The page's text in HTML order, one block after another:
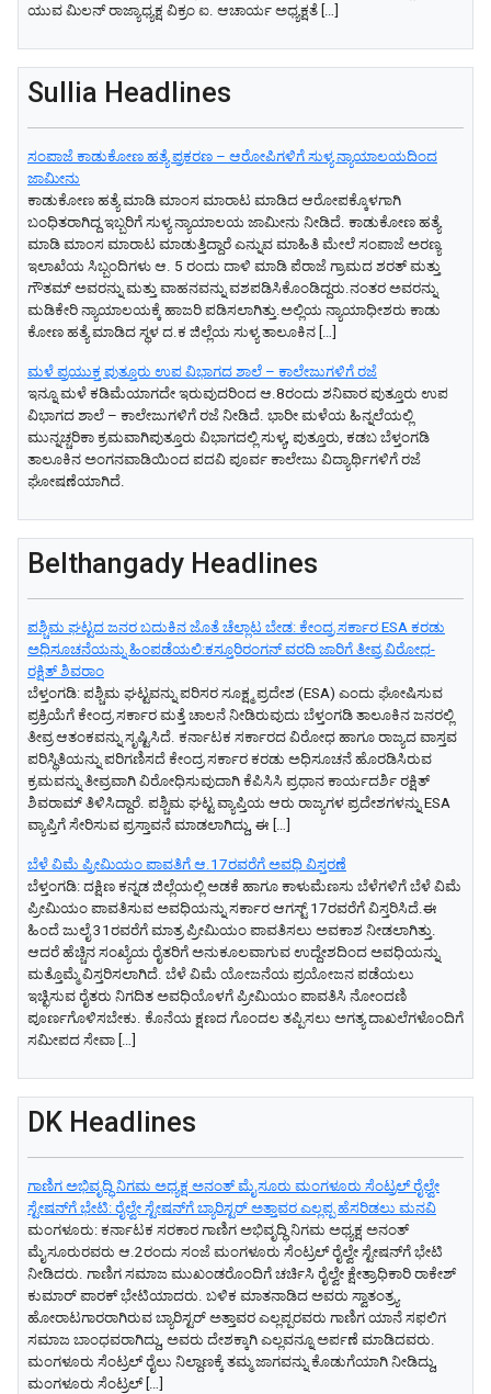
ಯುವ ಮಿಲನ್‌ ರಾಜ್ಯಾಧ್ಯಕ್ಷ ವಿಕ್ರಂ ಐ. ಆಚಾರ್ಯ ಅಧ್ಯಕ್ಷತೆ […]
Sullia Headlines
ಸಂಪಾಜೆ ಕಾಡುಕೋಣ ಹತ್ಯೆ ಪ್ರಕರಣ – ಆರೋಪಿಗಳಿಗೆ ಸುಳ್ಯ ನ್ಯಾಯಾಲಯದಿಂದ
ಜಾಮೀನು
ಕಾಡುಕೋಣ ಹತ್ಯೆ ಮಾಡಿ ಮಾಂಸ ಮಾರಾಟ ಮಾಡಿದ ಆರೋಪಕ್ಕೊಳಗಾಗಿ
ಬಂಧಿತರಾಗಿದ್ದ ಇಬ್ಬರಿಗೆ ಸುಳ್ಯ ನ್ಯಾಯಾಲಯ ಜಾಮೀನು ನೀಡಿದೆ. ಕಾಡುಕೋಣ ಹತ್ಯೆ
ಮಾಡಿ ಮಾಂಸ ಮಾರಾಟ ಮಾಡುತ್ತಿದ್ದಾರೆ ಎನ್ನುವ ಮಾಹಿತಿ ಮೇಲೆ ಸಂಪಾಜೆ ಅರಣ್ಯ
ಇಲಾಖೆಯ ಸಿಬ್ಬಂದಿಗಳು ಆ. 5 ರಂದು ದಾಳಿ ಮಾಡಿ ಪೆರಾಜೆ ಗ್ರಾಮದ ಶರತ್ ಮತ್ತು
ಗೌತಮ್ ಅವರನ್ನು ಮತ್ತು ವಾಹನವನ್ನು ವಶಪಡಿಸಿಕೊಂಡಿದ್ದರು.ನಂತರ ಅವರನ್ನು
ಮಡಿಕೇರಿ ನ್ಯಾಯಾಲಯಕ್ಕೆ ಹಾಜರಿ ಪಡಿಸಲಾಗಿತ್ತು.ಅಲ್ಲಿಯ ನ್ಯಾಯಾಧೀಶರು ಕಾಡು
ಕೋಣ ಹತ್ಯೆ ಮಾಡಿದ ಸ್ಥಳ ದ.ಕ ಜಿಲ್ಲೆಯ ಸುಳ್ಯ ತಾಲೂಕಿನ […]
ಮಳೆ ಪ್ರಯುಕ್ತ ಪುತ್ತೂರು ಉಪ ವಿಭಾಗದ ಶಾಲೆ – ಕಾಲೇಜುಗಳಿಗೆ ರಜೆ
ಇನ್ನೂ ಮಳೆ ಕಡಿಮೆಯಾಗದೇ ಇರುವುದರಿಂದ ಆ.8ರಂದು ಶನಿವಾರ ಪುತ್ತೂರು ಉಪ
ವಿಭಾಗದ ಶಾಲೆ – ಕಾಲೇಜುಗಳಿಗೆ ರಜೆ ನೀಡಿದೆ. ಭಾರೀ ಮಳೆಯ ಹಿನ್ನಲೆಯಲ್ಲಿ
ಮುನ್ನಚ್ಚರಿಕಾ ಕ್ರಮವಾಗಿಪುತ್ತೂರು ವಿಭಾಗದಲ್ಲಿ ಸುಳ್ಯ, ಪುತ್ತೂರು, ಕಡಬ ಬೆಳ್ತಂಗಡಿ
ತಾಲೂಕಿನ ಅಂಗನವಾಡಿಯಿಂದ ಪದವಿ ಪೂರ್ವ ಕಾಲೇಜು ವಿದ್ಯಾರ್ಥಿಗಳಿಗೆ ರಜೆ
ಘೋಷಣೆಯಾಗಿದೆ.
Belthangady Headlines
ಪಶ್ಚಿಮ ಘಟ್ಟದ ಜನರ ಬದುಕಿನ ಜೊತೆ ಚೆಲ್ಲಾಟ ಬೇಡ: ಕೇಂದ್ರ ಸರ್ಕಾರ ESA ಕರಡು
ಅಧಿಸೂಚನೆಯನ್ನು ಹಿಂಪಡೆಯಲಿ:ಕಸ್ತೂರಿರಂಗನ್ ವರದಿ ಜಾರಿಗೆ ತೀವ್ರ ವಿರೋಧ-
ರಕ್ಷಿತ್ ಶಿವರಾಂ
ಬೆಳ್ತಂಗಡಿ: ಪಶ್ಚಿಮ ಘಟ್ಟವನ್ನು ಪರಿಸರ ಸೂಕ್ಷ್ಮ ಪ್ರದೇಶ (ESA) ಎಂದು ಘೋಷಿಸುವ
ಪ್ರಕ್ರಿಯೆಗೆ ಕೇಂದ್ರ ಸರ್ಕಾರ ಮತ್ತೆ ಚಾಲನೆ ನೀಡಿರುವುದು ಬೆಳ್ತಂಗಡಿ ತಾಲೂಕಿನ ಜನರಲ್ಲಿ
ತೀವ್ರ ಆತಂಕವನ್ನು ಸೃಷ್ಟಿಸಿದೆ. ಕರ್ನಾಟಕ ಸರ್ಕಾರದ ವಿರೋಧ ಹಾಗೂ ರಾಜ್ಯದ ವಾಸ್ತವ
ಪರಿಸ್ಥಿತಿಯನ್ನು ಪರಿಗಣಿಸದೆ ಕೇಂದ್ರ ಸರ್ಕಾರ ಕರಡು ಅಧಿಸೂಚನೆ ಹೊರಡಿಸಿರುವ
ಕ್ರಮವನ್ನು ತೀವ್ರವಾಗಿ ವಿರೋಧಿಸುವುದಾಗಿ ಕೆಪಿಸಿಸಿ ಪ್ರಧಾನ ಕಾರ್ಯದರ್ಶಿ ರಕ್ಷಿತ್
ಶಿವರಾಮ್ ತಿಳಿಸಿದ್ದಾರೆ. ಪಶ್ಚಿಮ ಘಟ್ಟ ವ್ಯಾಪ್ತಿಯ ಆರು ರಾಜ್ಯಗಳ ಪ್ರದೇಶಗಳನ್ನು ESA
ವ್ಯಾಪ್ತಿಗೆ ಸೇರಿಸುವ ಪ್ರಸ್ತಾವನೆ ಮಾಡಲಾಗಿದ್ದು, ಈ […]
ಬೆಳೆ ವಿಮೆ ಪ್ರೀಮಿಯಂ ಪಾವತಿಗೆ ಆ.17ರವರೆಗೆ ಅವಧಿ ವಿಸ್ತರಣೆ
ಬೆಳ್ತಂಗಡಿ: ದಕ್ಷಿಣ ಕನ್ನಡ ಜಿಲ್ಲೆಯಲ್ಲಿ ಅಡಕೆ ಹಾಗೂ ಕಾಳುಮೆಣಸು ಬೆಳೆಗಳಿಗೆ ಬೆಳೆ ವಿಮೆ
ಪ್ರೀಮಿಯಂ ಪಾವತಿಸುವ ಅವಧಿಯನ್ನು ಸರ್ಕಾರ ಆಗಸ್ಟ್ 17ರವರೆಗೆ ವಿಸ್ತರಿಸಿದೆ.ಈ
ಹಿಂದೆ ಜುಲೈ 31ರವರೆಗೆ ಮಾತ್ರ ಪ್ರೀಮಿಯಂ ಪಾವತಿಸಲು ಅವಕಾಶ ನೀಡಲಾಗಿತ್ತು.
ಆದರೆ ಹೆಚ್ಚಿನ ಸಂಖ್ಯೆಯ ರೈತರಿಗೆ ಅನುಕೂಲವಾಗುವ ಉದ್ದೇಶದಿಂದ ಅವಧಿಯನ್ನು
ಮತ್ತೊಮ್ಮೆ ವಿಸ್ತರಿಸಲಾಗಿದೆ. ಬೆಳೆ ವಿಮೆ ಯೋಜನೆಯ ಪ್ರಯೋಜನ ಪಡೆಯಲು
ಇಚ್ಛಿಸುವ ರೈತರು ನಿಗದಿತ ಅವಧಿಯೊಳಗೆ ಪ್ರೀಮಿಯಂ ಪಾವತಿಸಿ ನೋಂದಣಿ
ಪೂರ್ಣಗೊಳಿಸಬೇಕು. ಕೊನೆಯ ಕ್ಷಣದ ಗೊಂದಲ ತಪ್ಪಿಸಲು ಅಗತ್ಯ ದಾಖಲೆಗಳೊಂದಿಗೆ
ಸಮೀಪದ ಸೇವಾ […]
DK Headlines
ಗಾಣಿಗ ಅಭಿವೃದ್ಧಿ ನಿಗಮ ಅಧ್ಯಕ್ಷ‌ ಅನಂತ್‌ ಮೈಸೂರು ಮಂಗಳೂರು ಸೆಂಟ್ರಲ್‌ ರೈಲ್ವೇ
ಸ್ಟೇಷನ್‌ಗೆ ಭೇಟಿ: ರೈಲ್ವೇ ಸ್ಟೇಷನ್‌ಗೆ ಬ್ಯಾರಿಸ್ಟರ್‌ ಅತ್ತಾವರ ಎಲ್ಲಪ್ಪ ಹೆಸರಿಡಲು ಮನವಿ
ಮಂಗಳೂರು: ಕರ್ನಾಟಕ ಸರಕಾರ ಗಾಣಿಗ ಅಭಿವೃದ್ಧಿ ನಿಗಮ ಅಧ್ಯಕ್ಷ‌ ಅನಂತ್‌
ಮೈಸೂರುರವರು ಆ.2ರಂದು ಸಂಜೆ ಮಂಗಳೂರು ಸೆಂಟ್ರಲ್‌ ರೈಲ್ವೇ ಸ್ಟೇಷನ್‌ಗೆ ಭೇಟಿ
ನೀಡಿದರು. ಗಾಣಿಗ ಸಮಾಜ ಮುಖಂಡರೊಂದಿಗೆ ಚರ್ಚಿಸಿ ರೈಲ್ವೇ ಕ್ಷೇತ್ರಾಧಿಕಾರಿ ರಾಕೇಶ್‌
ಕುಮಾರ್‌ ಪಾರಕ್‌ ಭೇಟಿಯಾದರು. ಬಳಿಕ ಮಾತನಾಡಿದ ಅವರು ಸ್ವಾತಂತ್ರ್ಯ
ಹೋರಾಟಗಾರರಾಗಿರುವ ಬ್ಯಾರಿಸ್ಟರ್‌ ಅತ್ತಾವರ ಎಲ್ಲಪ್ಪರವರು ಗಾಣಿಗ ಯಾನೆ ಸಫಲಿಗ
ಸಮಾಜ ಬಾಂಧವರಾಗಿದ್ದು, ಅವರು ದೇಶಕ್ಕಾಗಿ ಎಲ್ಲವನ್ನೂ ಅರ್ಪಣೆ ಮಾಡಿದವರು.
ಮಂಗಳೂರು ಸೆಂಟ್ರಲ್‌ ರೈಲು ನಿಲ್ದಾಣಕ್ಕೆ ತಮ್ಮ ಜಾಗವನ್ನು ಕೊಡುಗೆಯಾಗಿ ನೀಡಿದ್ದು,
ಮಂಗಳೂರು ಸೆಂಟ್ರಲ್‌ […]